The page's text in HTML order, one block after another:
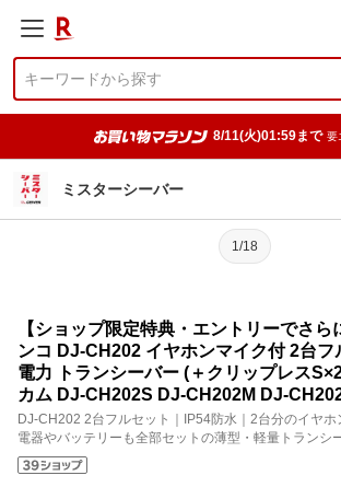
8/11(火)01:59まで 要
ミスターシーバー
1/18
【ショップ限定特典・エントリーでさら
ンコ DJ-CH202 イヤホンマイク付 2台フ
電力 トランシーバー (＋クリップレス
カム DJ-CH202S DJ-CH202M DJ-
DJ-CH202 2台フルセット｜IP54防水｜2台分のイヤ
電器やバッテリーも全部セットの薄型・軽量トランシ